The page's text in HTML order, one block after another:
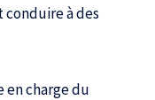
conduire à des
en charge du